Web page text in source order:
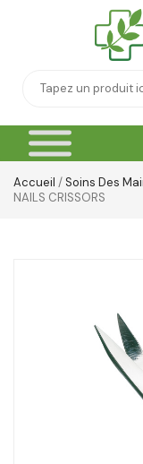
Accueil /Soins Des
NAILS CRISSORS
Yeux &